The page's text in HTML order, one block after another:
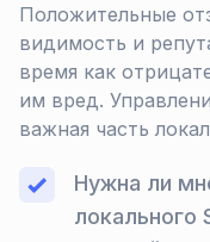
Положительные
видимость и
время как
им вред.
важная часть
Нужна ли
локального